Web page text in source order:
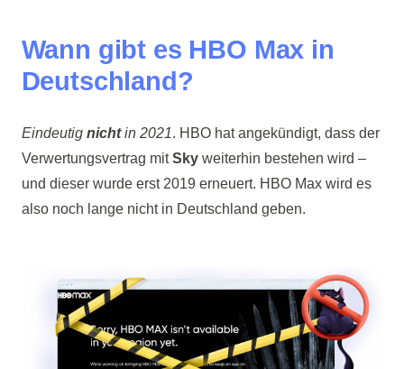
Wann gibt es HBO Max in
Deutschland?
Eindeutig nichtin 2021. HBO hat angekündigt, dass der
Verwertungsvertrag mitSkyweiterhin bestehen wird –
und dieser wurde erst 2019 erneuert. HBO Max wird es
also noch lange nicht in Deutschland geben.